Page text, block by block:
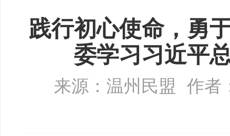
践行初心使命，勇
委学习习近平
来源：温州民盟 作者